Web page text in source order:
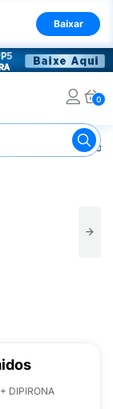
Baixar
0
Remédio
DIPIRONA